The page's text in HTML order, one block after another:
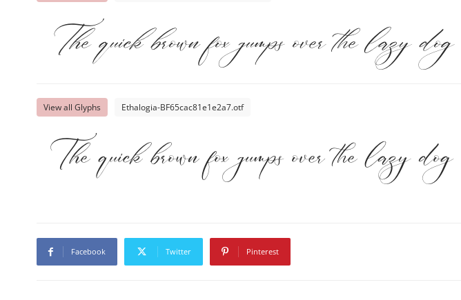
The quick brown fox jumps over the lazy dog
View all Glyphs Ethalogia-BF65cac81e1e2a7.otf
The quick brown fox jumps over the lazy dog
Facebook Twitter Pinterest